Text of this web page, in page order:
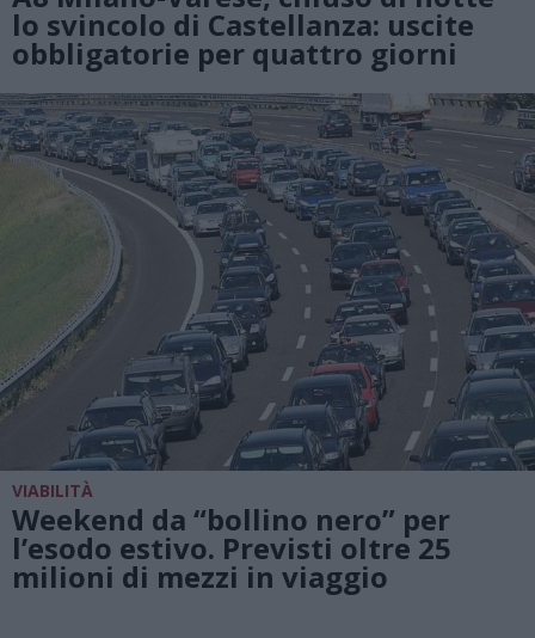
lo svincolo di Castellanza: uscite
obbligatorie per quattro giorni
VIABILITÀ
Weekend da “bollino nero” per
l’esodo estivo. Previsti oltre 25
milioni di mezzi in viaggio